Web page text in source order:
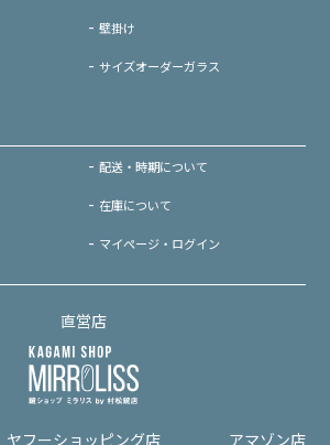
壁掛け
サイズオーダーガラス
配送・時期について
在庫について
マイページ・ログイン
直営店
ヤフーショッピング店 アマゾン店